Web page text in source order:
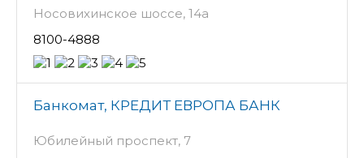
Носовихинское шоссе, 14а
8100-4888
Банкомат, КРЕДИТ ЕВРОПА БАНК
Юбилейный проспект, 7